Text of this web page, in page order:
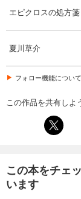
エピクロスの処方箋
夏川草介
フォロー機能について
この作品を共有しよ
この本をチェ
います